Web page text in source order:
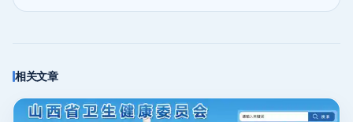
相关文章